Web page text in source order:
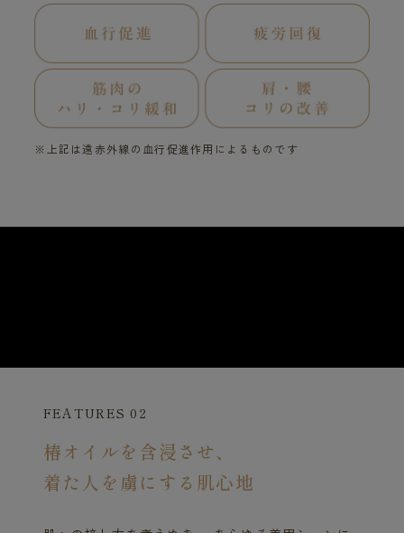
※上記は遠赤外線の血行促進作用によるものです
FEATURES 02
椿オイルを含浸させ、
着た人を虜にする肌心地